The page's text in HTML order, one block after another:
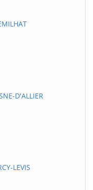
D'ALLIER
LEVIS